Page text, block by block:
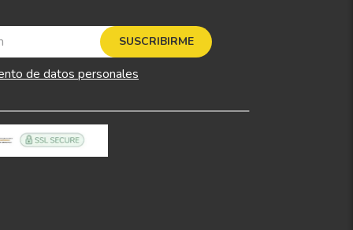
SUSCRIBIRME
de datos personales